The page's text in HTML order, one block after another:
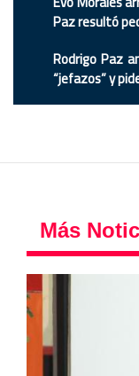
Paz resultó
Rodrigo Paz
“jefazos” y
Más